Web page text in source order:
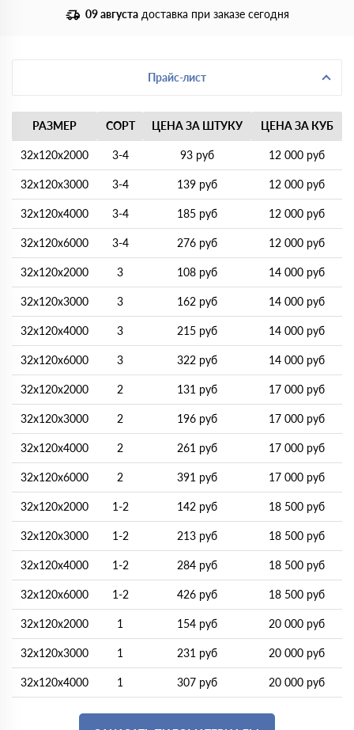
09 августа доставка при заказе сегодня
Прайс-лист
РАЗМЕР СОРТ ЦЕНА ЗА ШТУКУ ЦЕНА ЗА КУБ
32х120х2000 3-4 93 руб 12 000 руб
32х120х3000 3-4 139 руб 12 000 руб
32х120х4000 3-4 185 руб 12 000 руб
32х120х6000 3-4 276 руб 12 000 руб
32х120х2000 3 108 руб 14 000 руб
32х120х3000 3 162 руб 14 000 руб
32х120х4000 3 215 руб 14 000 руб
32х120х6000 3 322 руб 14 000 руб
32х120х2000 2 131 руб 17 000 руб
32х120х3000 2 196 руб 17 000 руб
32х120х4000 2 261 руб 17 000 руб
32х120х6000 2 391 руб 17 000 руб
32х120х2000 1-2 142 руб 18 500 руб
32х120х3000 1-2 213 руб 18 500 руб
32х120х4000 1-2 284 руб 18 500 руб
32х120х6000 1-2 426 руб 18 500 руб
32х120х2000 1 154 руб 20 000 руб
32х120х3000 1 231 руб 20 000 руб
32х120х4000 1 307 руб 20 000 руб